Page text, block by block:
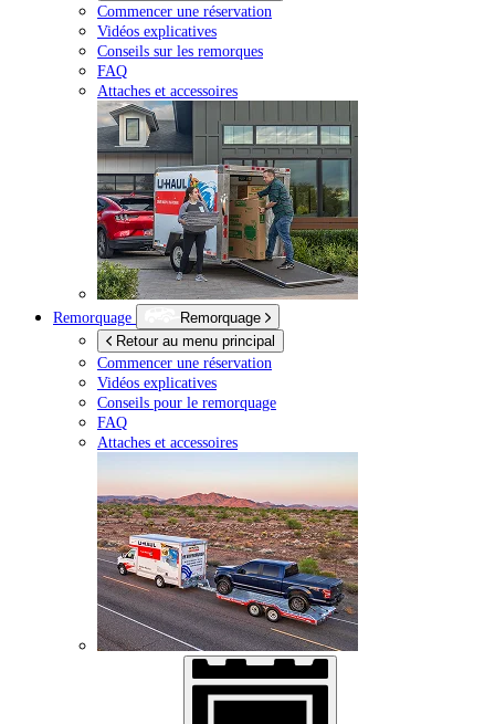
Commencer une réservation
Vidéos explicatives
Conseils sur les remorques
FAQ
Attaches et accessoires
Remorquage
Remorquage
Retour au menu principal
Commencer une réservation
Vidéos explicatives
Conseils pour le remorquage
FAQ
Attaches et accessoires